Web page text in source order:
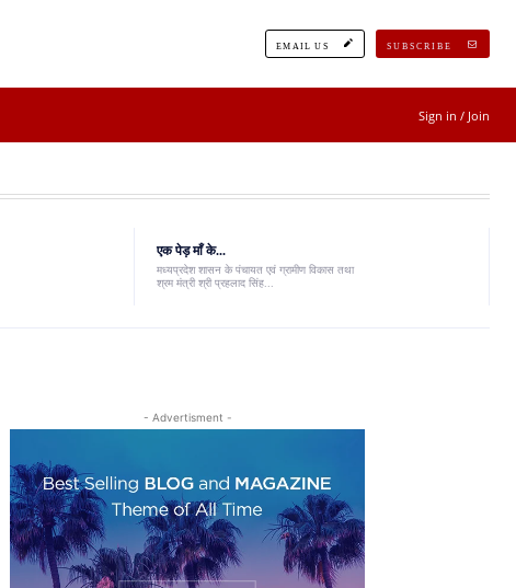
EMAIL US SUBSCRIBE
Sign in / Join
एक पेड़ माँ के...
मध्यप्रदेश शासन के पंचायत एवं ग्रामीण विकास तथा
श्रम मंत्री श्री प्रहलाद सिंह...
- Advertisment -